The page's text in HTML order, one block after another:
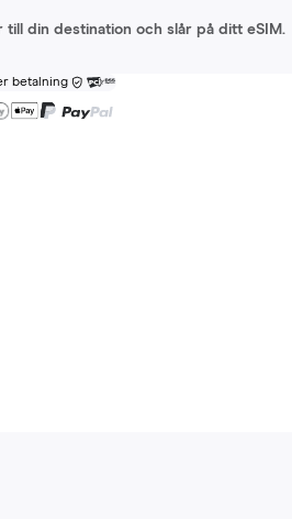
din destination och slår på ditt eSIM.
betalning